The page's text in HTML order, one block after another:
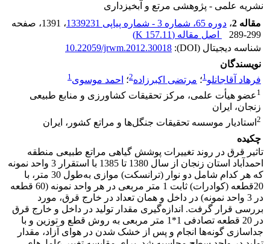
نشریه علمی - پژوهشی مرتع و آبخیزداری
مقاله 2
، دوره 65، شماره 3 - شماره پیاپی 1339231 ، 1391
، صفحه
289-299
اصل مقاله (157.11 K
)
شناسه دیجیتال (DOI):
10.22059/jrwm.2012.30018
نویسندگان
فرهاد آقاجانلو1؛ مرتضی اکبرزاده2؛ احمد موسوی1
1 عضو هیأت علمی، مرکز تحقیقات کشاورزی و منابع طبیعی
زنجان، ایران
2 استادیار موسسه تحقیقات جنگل‌ها و مراتع کشور، ایران
چکیده
تاثیر قرق در روند تغییرات پوشش گیاهی مراتع طبیعی منطقه
احمدآباد استان زنجان از سال 1380 تا 1385 با استقرار 3 واحد نمونه
که هر کدام شامل دو نوار (ترانسکت) موازی به‌طول 30 متر، با
20قطعه (کوادرات) ثابت 1 متر مربعی در هر واحد نمونه (60 قطعه
در 3 واحد نمونه) در داخل و همان تعداد در خارج قرق، مورد
بررسی قرار گرفت. اندازه‌گیری مقدار تولید در داخل و خارج قرق
در 20 قطعه تصادفی 1*1 متر مربعی به روش قطع و توزین و با
جداسازی گونه‌ها انجام و پس از خشک شدن در هوای آزاد، مقدار